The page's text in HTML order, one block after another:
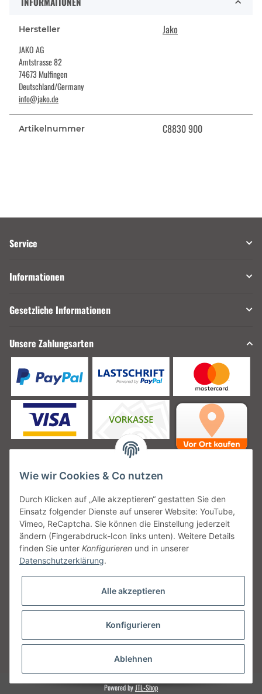
Hersteller Jako
JAKO AG
Amtstrasse 82
74673 Mulfingen
Deutschland/Germany
info@jako.de
Artikelnummer C8830 900
Service
Informationen
Gesetzliche Informationen
Unsere Zahlungsarten
Unsere Versanddienstleister
Unsere Communities
Vertrag widerrufen
* Alle Preise inkl. gesetzlicher USt., zzgl.
Powered byJTL-Shop
Wie wir Cookies & Co nutzen
Durch Klicken auf „Alle akzeptieren“ gestatten Sie den
Einsatz folgender Dienste auf unserer Website: YouTube,
Vimeo, ReCaptcha. Sie können die Einstellung jederzeit
ändern (Fingerabdruck-Icon links unten). Weitere Details
finden Sie unter Konfigurieren und in unserer
Datenschutzerklärung.
Alle akzeptieren
Konfigurieren
Ablehnen